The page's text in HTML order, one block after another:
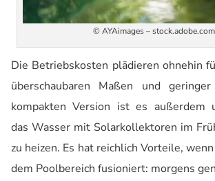
© AYAimages – stock.adobe.com
Die Betriebskosten plädieren ohnehin
überschaubaren Maßen und
kompakten Version ist es außerdem
das Wasser mit Solarkollektoren im
zu heizen. Es hat reichlich Vorteile,
dem Poolbereich fusioniert: morgens